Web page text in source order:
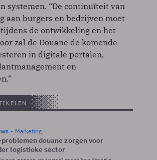
systemen. “De continuïteit van
aan burgers en bedrĳven moet
de ontwikkeling en het
zal de Douane de komende
in digitale portalen,
en
Marketing
problemen douane zorgen voor
logistieke sector